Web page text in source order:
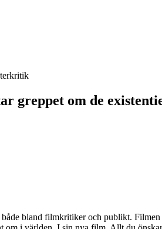
greppet om de
bland filmkritiker och publikt.